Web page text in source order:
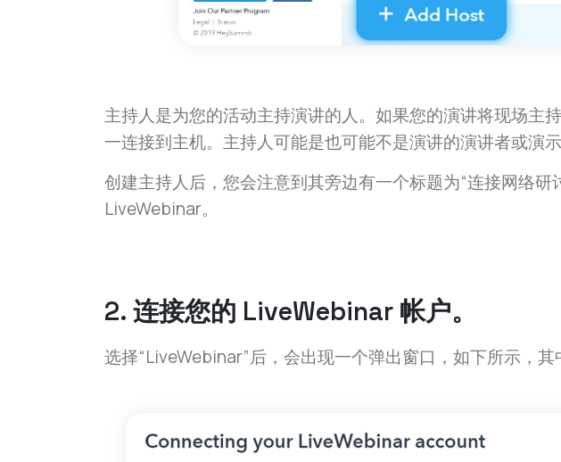
主持人是为您的活动主持演讲的人。如果您的演讲将现场主
一连接到主机。主持人可能是也可能不是演讲的演讲者或演
创建主持人后，您会注意到其旁边有一个标题为“连接网络
LiveWebinar。
2. 连接您的 LiveWebinar 帐户。
选择“LiveWebinar”后，会出现一个弹出窗口，如下所示，